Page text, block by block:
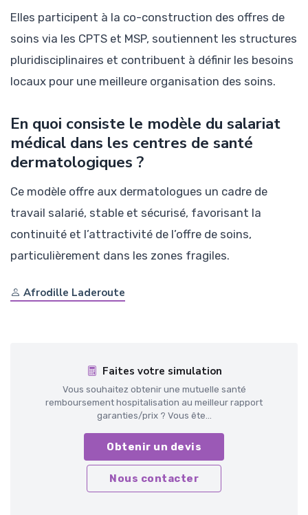
Elles participent à la co-construction des offres de
soins via les CPTS et MSP, soutiennent les structures
pluridisciplinaires et contribuent à définir les besoins
locaux pour une meilleure organisation des soins.
En quoi consiste le modèle du salariat
médical dans les centres de santé
dermatologiques ?
Ce modèle offre aux dermatologues un cadre de
travail salarié, stable et sécurisé, favorisant la
continuité et l’attractivité de l’offre de soins,
particulièrement dans les zones fragiles.
Afrodille Laderoute
Faites votre simulation
Vous souhaitez obtenir une mutuelle santé
remboursement hospitalisation au meilleur rapport
garanties/prix ? Vous ête...
Obtenir un devis
Nous contacter